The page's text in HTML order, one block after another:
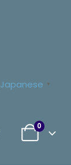
Japanese ▼
0